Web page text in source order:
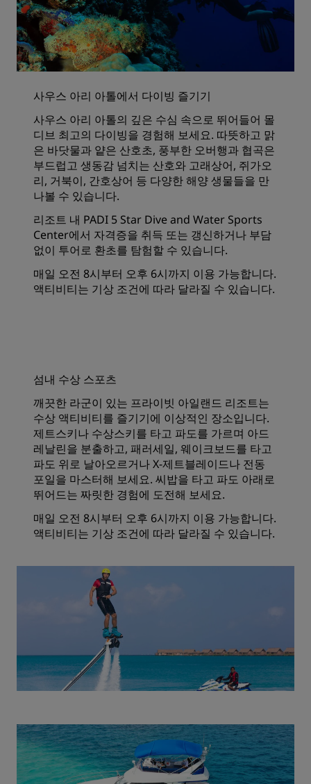
사우스 아리 아톨에서 다이빙 즐기기
사우스 아리 아톨의 깊은 수심 속으로 뛰어들어 몰
디브 최고의 다이빙을 경험해 보세요. 따뜻하고 맑
은 바닷물과 얕은 산호초, 풍부한 오버행과 협곡은
부드럽고 생동감 넘치는 산호와 고래상어, 쥐가오
리, 거북이, 간호상어 등 다양한 해양 생물들을 만
나볼 수 있습니다.
리조트 내 PADI 5 Star Dive and Water Sports
Center에서 자격증을 취득 또는 갱신하거나 부담
없이 투어로 환초를 탐험할 수 있습니다.
매일 오전 8시부터 오후 6시까지 이용 가능합니다.
액티비티는 기상 조건에 따라 달라질 수 있습니다.
섬내 수상 스포츠
깨끗한 라군이 있는 프라이빗 아일랜드 리조트는
수상 액티비티를 즐기기에 이상적인 장소입니다.
제트스키나 수상스키를 타고 파도를 가르며 아드
레날린을 분출하고, 패러세일, 웨이크보드를 타고
파도 위로 날아오르거나 X-제트블레이드나 전동
포일을 마스터해 보세요. 씨밥을 타고 파도 아래로
뛰어드는 짜릿한 경험에 도전해 보세요.
매일 오전 8시부터 오후 6시까지 이용 가능합니다.
액티비티는 기상 조건에 따라 달라질 수 있습니다.